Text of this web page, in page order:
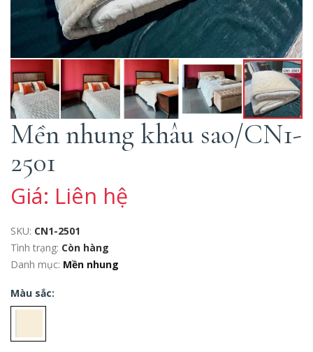
Mền nhung khâu sao/CN1-
2501
Giá: Liên hệ
SKU: CN1-2501
Tình trạng: Còn hàng
Danh mục: Mền nhung
Màu sắc: